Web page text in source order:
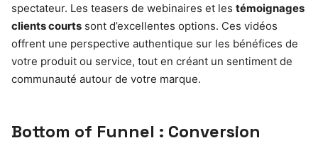
spectateur. Les teasers de webinaires et les témoignages
clients courts sont d’excellentes options. Ces vidéos
offrent une perspective authentique sur les bénéfices de
votre produit ou service, tout en créant un sentiment de
communauté autour de votre marque.
Bottom of Funnel : Conversion